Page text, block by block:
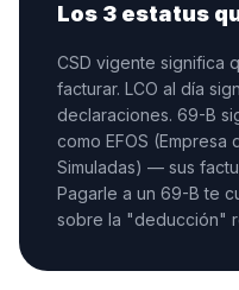
Los 3 estatus
CSD vigente significa
facturar. LCO al día
declaraciones. 69-B
como EFOS (Empresa
Simuladas) — sus
Pagarle a un 69-B te
sobre la "deducción"